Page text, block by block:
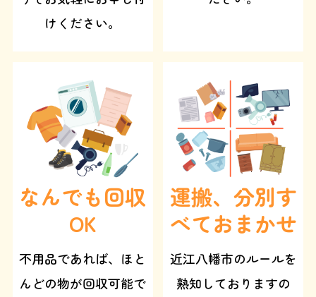
けください。
なんでも回収
OK
不用品であれば、ほと
んどの物が回収可能で
運搬、分別す
べておまかせ
近江八幡市のルールを
熟知しておりますの